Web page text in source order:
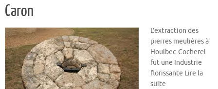
Caron
L’extraction des
pierres meulières à
Houlbec-Cocherel
fut une Industrie
florissante Lire la
suite